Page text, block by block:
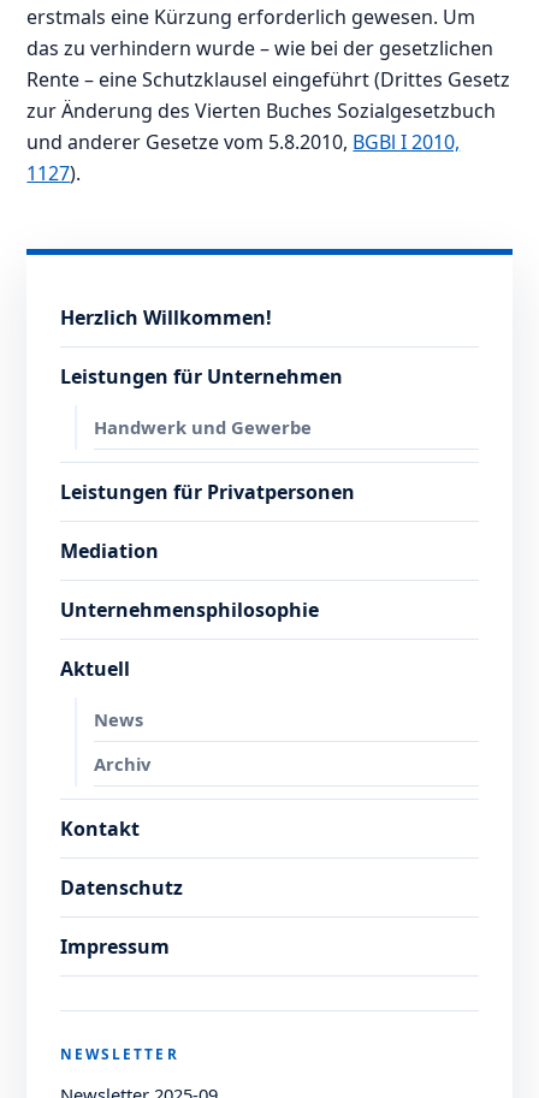
erstmals eine Kürzung erforderlich gewesen. Um
das zu verhindern wurde – wie bei der gesetzlichen
Rente – eine Schutzklausel eingeführt (Drittes Gesetz
zur Änderung des Vierten Buches Sozialgesetzbuch
und anderer Gesetze vom 5.8.2010, BGBl I 2010,
1127).
Herzlich Willkommen!
Leistungen für Unternehmen
Handwerk und Gewerbe
Leistungen für Privatpersonen
Mediation
Unternehmensphilosophie
Aktuell
News
Archiv
Kontakt
Datenschutz
Impressum
NEWSLETTER